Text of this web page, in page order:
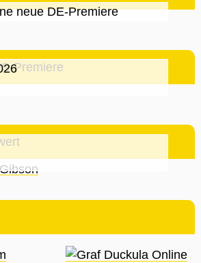
neue DE-Premiere
Premiere